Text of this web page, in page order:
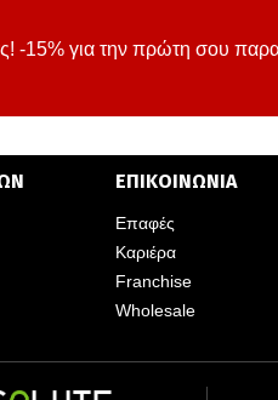
-15% για την πρώτη σου
ΕΠΙΚΟΙΝΩΝΙΑ
Επαφές
Καριέρα
Franchise
Wholesale